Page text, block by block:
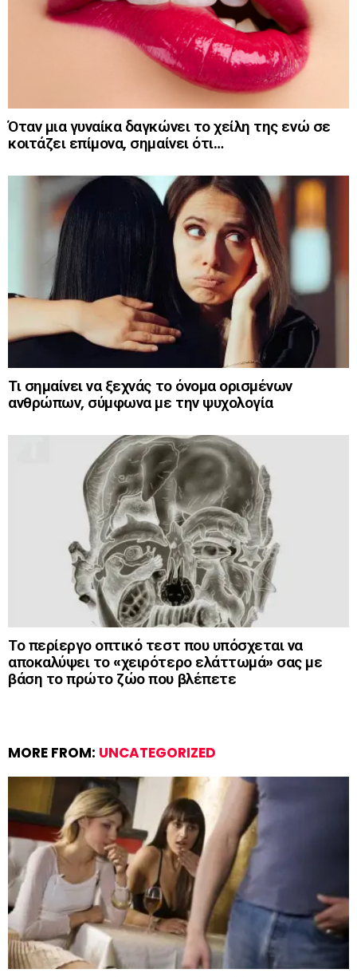
Όταν μια γυναίκα δαγκώνει το χείλη της ενώ σε
κοιτάζει επίμονα, σημαίνει ότι…
Τι σημαίνει να ξεχνάς το όνομα ορισμένων
ανθρώπων, σύμφωνα με την ψυχολογία
Το περίεργο οπτικό τεστ που υπόσχεται να
αποκαλύψει το «χειρότερο ελάττωμά» σας με
βάση το πρώτο ζώο που βλέπετε
MORE FROM: UNCATEGORIZED